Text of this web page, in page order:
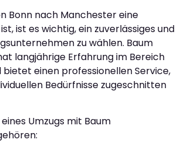
Bonn nach Manchester eine
ist es wichtig, ein zuverlässiges und
zu wählen. Baum
langjährige Erfahrung im Bereich
bietet einen professionellen Service,
Bedürfnisse zugeschnitten
Umzugs mit Baum